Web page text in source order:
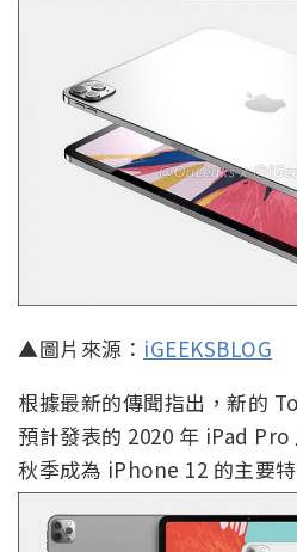
▲圖片來源： iGEEKSBLOG
根據最新的傳聞指出，新的
預計發表的 2020 年 iPad
秋季成為 iPhone 12 的主要特